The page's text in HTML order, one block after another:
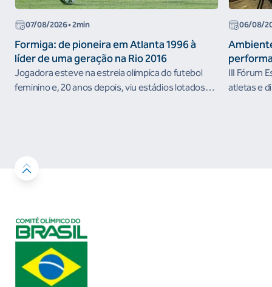
07/08/2026• 2min
Formiga: de pioneira em Atlanta 1996 à
líder de uma geração na Rio 2016
Jogadora esteve na estreia olímpica do futebol
feminino e, 20 anos depois, viu estádios lotados
06/08/
III Fórum
atletas e